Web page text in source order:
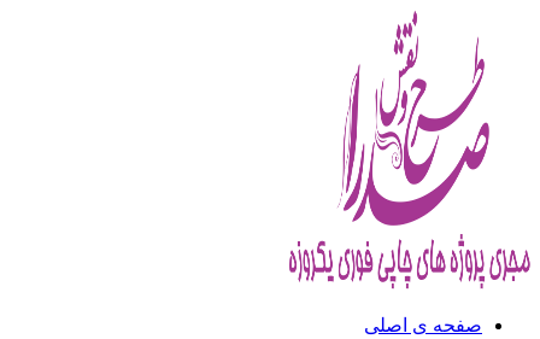
صفحه ی اصلی